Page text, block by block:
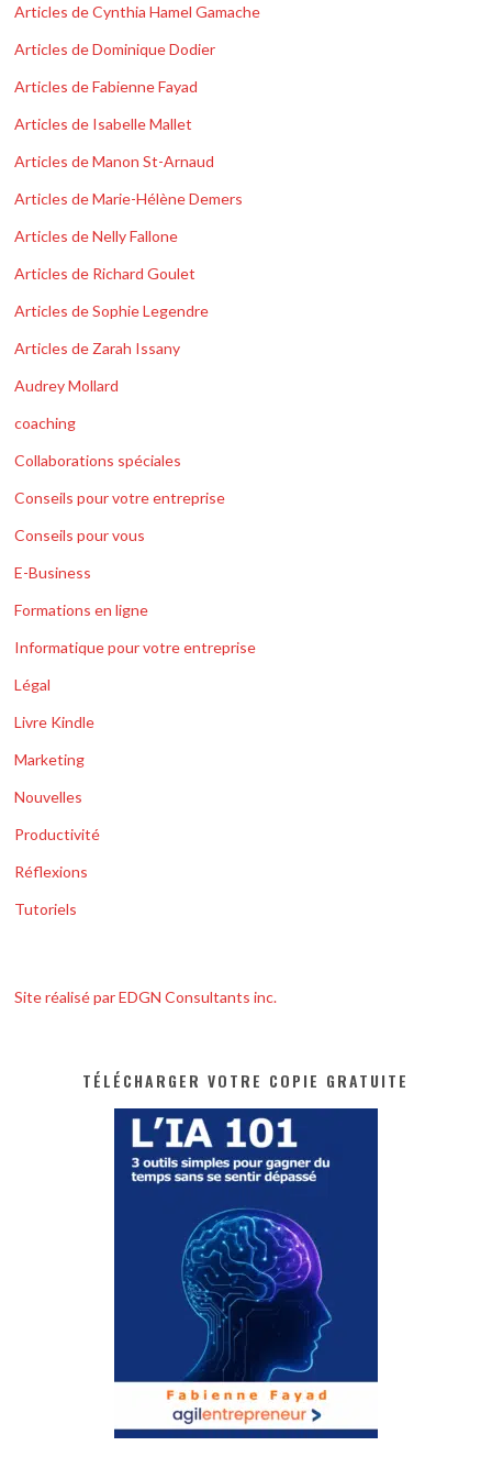
Articles de Cynthia Hamel Gamache
Articles de Dominique Dodier
Articles de Fabienne Fayad
Articles de Isabelle Mallet
Articles de Manon St-Arnaud
Articles de Marie-Hélène Demers
Articles de Nelly Fallone
Articles de Richard Goulet
Articles de Sophie Legendre
Articles de Zarah Issany
Audrey Mollard
coaching
Collaborations spéciales
Conseils pour votre entreprise
Conseils pour vous
E-Business
Formations en ligne
Informatique pour votre entreprise
Légal
Livre Kindle
Marketing
Nouvelles
Productivité
Réflexions
Tutoriels
Site réalisé par EDGN Consultants inc.
TÉLÉCHARGER VOTRE COPIE GRATUITE